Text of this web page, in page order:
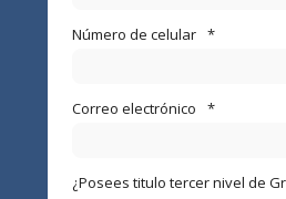
Número de celular *
Correo electrónico *
¿Posees titulo tercer nivel de